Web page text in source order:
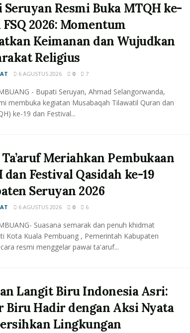
Seruyan Resmi Buka MTQH ke-
FSQ 2026: Momentum
Keimanan dan Wujudkan
Religius
6 AGUSTUS 2026 0 7
- Bupati Seruyan, Ahmad Selangorwanda,
membuka kegiatan Musabaqah Tilawatil Quran dan
ke-19 dan Festival...
Meriahkan Pembukaan
dan Festival Qasidah ke-19
Seruyan 2026
6 AGUSTUS 2026 0 6
Suasana semarak dan penuh khidmat
Kota Kuala Pembuang , Pemerintah Kabupaten
resmi menggelar pawai ta'aruf...
Langit Biru Indonesia Asri:
Biru Hadir dengan Aksi Nyata
Lingkungan